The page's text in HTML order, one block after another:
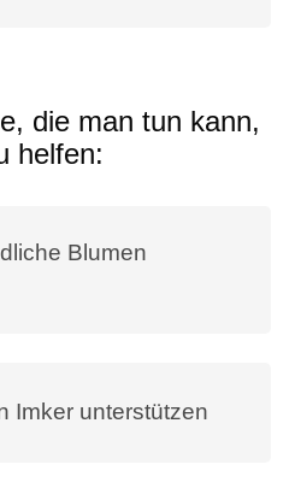
die man tun kann,
helfen:
Blumen
Imker unterstützen